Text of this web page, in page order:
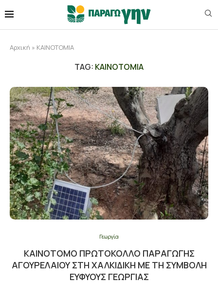
Αρχική » ΚΑΙΝΟΤΟΜΙΑ
TAG: ΚΑΙΝΟΤΟΜΙΑ
Γεωργία
ΚΑΙΝΟΤΌΜΟ ΠΡΩΤΌΚΟΛΛΟ ΠΑΡΑΓΩΓΉΣ
ΑΓΟΥΡΈΛΑΙΟΥ ΣΤΗ ΧΑΛΚΙΔΙΚΉ ΜΕ ΤΗ ΣΥΜΒΟΛΉ
ΕΥΦΥΟΎΣ ΓΕΩΡΓΊΑΣ